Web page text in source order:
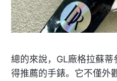
總的來說，GL廠格拉蘇
得推薦的手錶。它不僅外